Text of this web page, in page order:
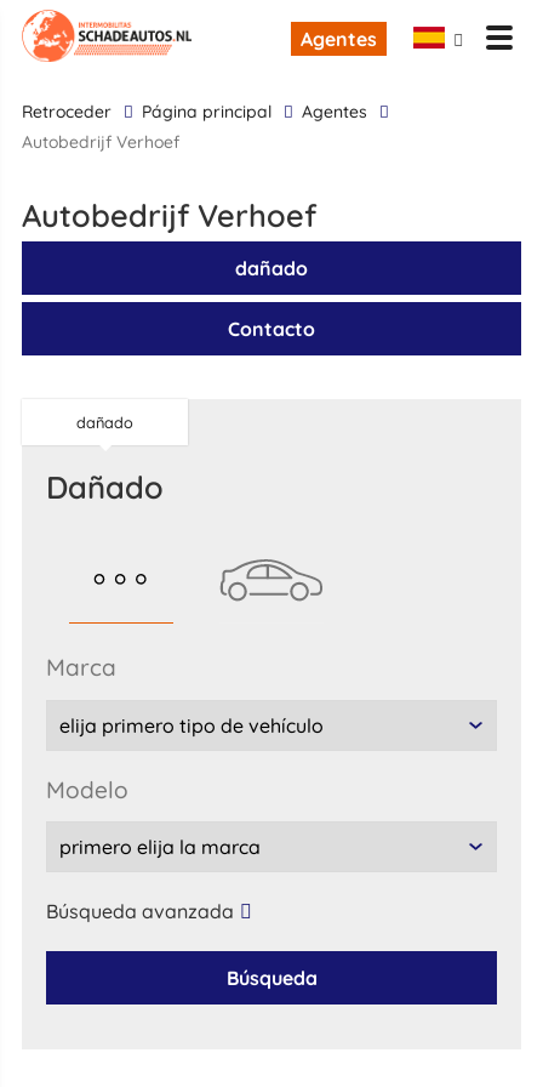
Agentes
retroceder Página principal
Agentes
Autobedrijf Verhoef
Autobedrijf Verhoef
dañado
Contacto
dañado
dañado
marca
modelo
Búsqueda avanzada
Búsqueda